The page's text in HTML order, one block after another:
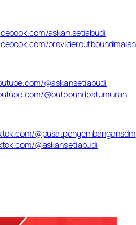
askan.setiabudi
@askansetiabudi
@outboundbatumurah
@pusatpengembangansdm
@askansetiabudi